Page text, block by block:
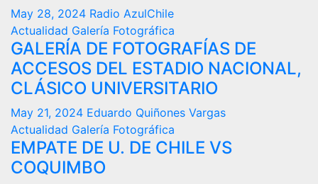
May 28, 2024 Radio AzulChile
Actualidad Galería Fotográfica
GALERÍA DE FOTOGRAFÍAS DE
ACCESOS DEL ESTADIO NACIONAL,
CLÁSICO UNIVERSITARIO
May 21, 2024 Eduardo Quiñones Vargas
Actualidad Galería Fotográfica
EMPATE DE U. DE CHILE VS
COQUIMBO